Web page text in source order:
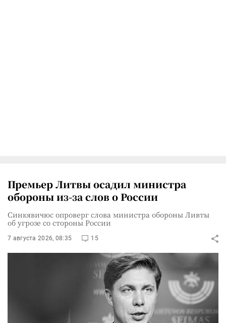
Премьер Литвы осадил министра
обороны из-за слов о России
Синкявичюс опроверг слова министра обороны Ливты
об угрозе со стороны России
7 августа 2026, 08:35 15